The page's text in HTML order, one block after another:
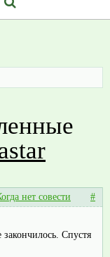
нет совести #
Спустя